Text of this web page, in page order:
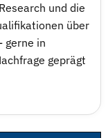
und die
über
gerne in
geprägt